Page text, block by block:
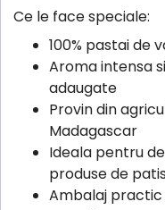
Ce le face speciale:
100% pastai de
Aroma intensa
adaugate
Provin din
Madagascar
Ideala pentru
produse de
Ambalaj